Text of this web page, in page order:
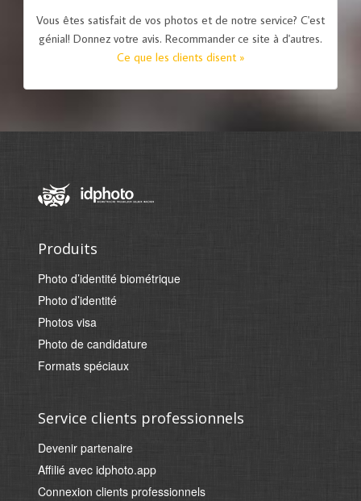
Vous êtes satisfait de vos photos et de notre service? C'est
génial! Donnez votre avis. Recommander ce site à d'autres.
Ce que les clients disent »
Produits
Photo d’identité biométrique
Photo d’identité
Photos visa
Photo de candidature
Formats spéciaux
Service clients professionnels
Devenir partenaire
Affilié avec idphoto.app
Connexion clients professionnels